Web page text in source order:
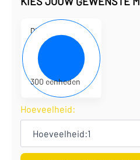
D130110
12 x 9 x 40 + 5 cm
0,81 per eenheid
241,50 per doos
300 eenheden
Hoeveelheid: